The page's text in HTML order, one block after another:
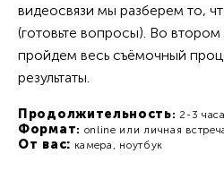
видеосвязи мы разберем то,
(готовьте вопросы). Во втором
пройдем весь съёмочный
результаты.
Продолжительность: 2-3 часа
Формат: online или личная
От вас: камера, ноутбук